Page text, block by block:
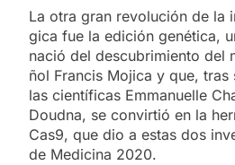
La otra gran re­vo­lu­ción de
gi­ca fue la edi­ción ge­né­ti­ca,
na­ció del des­cu­bri­mien­to
ñol Fran­cis Mo­ji­ca y que,
las cien­tí­fi­cas Em­ma­nue­lle
Doud­na, se con­vir­tió en la
Cas9, que dio a es­tas dos
de Me­di­ci­na 2020.